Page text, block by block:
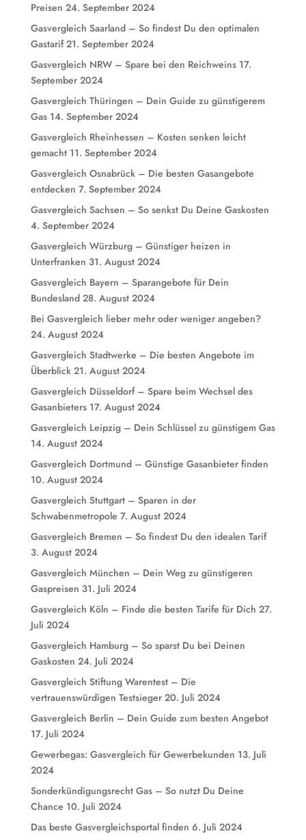
Preisen 24. September 2024
Gasvergleich Saarland – So findest Du den optimalen
Gastarif 21. September 2024
Gasvergleich NRW – Spare bei den Reichweins 17.
September 2024
Gasvergleich Thüringen – Dein Guide zu günstigerem
Gas 14. September 2024
Gasvergleich Rheinhessen – Kosten senken leicht
gemacht 11. September 2024
Gasvergleich Osnabrück – Die besten Gasangebote
entdecken 7. September 2024
Gasvergleich Sachsen – So senkst Du Deine Gaskosten
4. September 2024
Gasvergleich Würzburg – Günstiger heizen in
Unterfranken 31. August 2024
Gasvergleich Bayern – Sparangebote für Dein
Bundesland 28. August 2024
Bei Gasvergleich lieber mehr oder weniger angeben?
24. August 2024
Gasvergleich Stadtwerke – Die besten Angebote im
Überblick 21. August 2024
Gasvergleich Düsseldorf – Spare beim Wechsel des
Gasanbieters 17. August 2024
Gasvergleich Leipzig – Dein Schlüssel zu günstigem Gas
14. August 2024
Gasvergleich Dortmund – Günstige Gasanbieter finden
10. August 2024
Gasvergleich Stuttgart – Sparen in der
Schwabenmetropole 7. August 2024
Gasvergleich Bremen – So findest Du den idealen Tarif
3. August 2024
Gasvergleich München – Dein Weg zu günstigeren
Gaspreisen 31. Juli 2024
Gasvergleich Köln – Finde die besten Tarife für Dich 27.
Juli 2024
Gasvergleich Hamburg – So sparst Du bei Deinen
Gaskosten 24. Juli 2024
Gasvergleich Stiftung Warentest – Die
vertrauenswürdigen Testsieger 20. Juli 2024
Gasvergleich Berlin – Dein Guide zum besten Angebot
17. Juli 2024
Gewerbegas: Gasvergleich für Gewerbekunden 13. Juli
2024
Sonderkündigungsrecht Gas – So nutzt Du Deine
Chance 10. Juli 2024
Das beste Gasvergleichsportal finden 6. Juli 2024